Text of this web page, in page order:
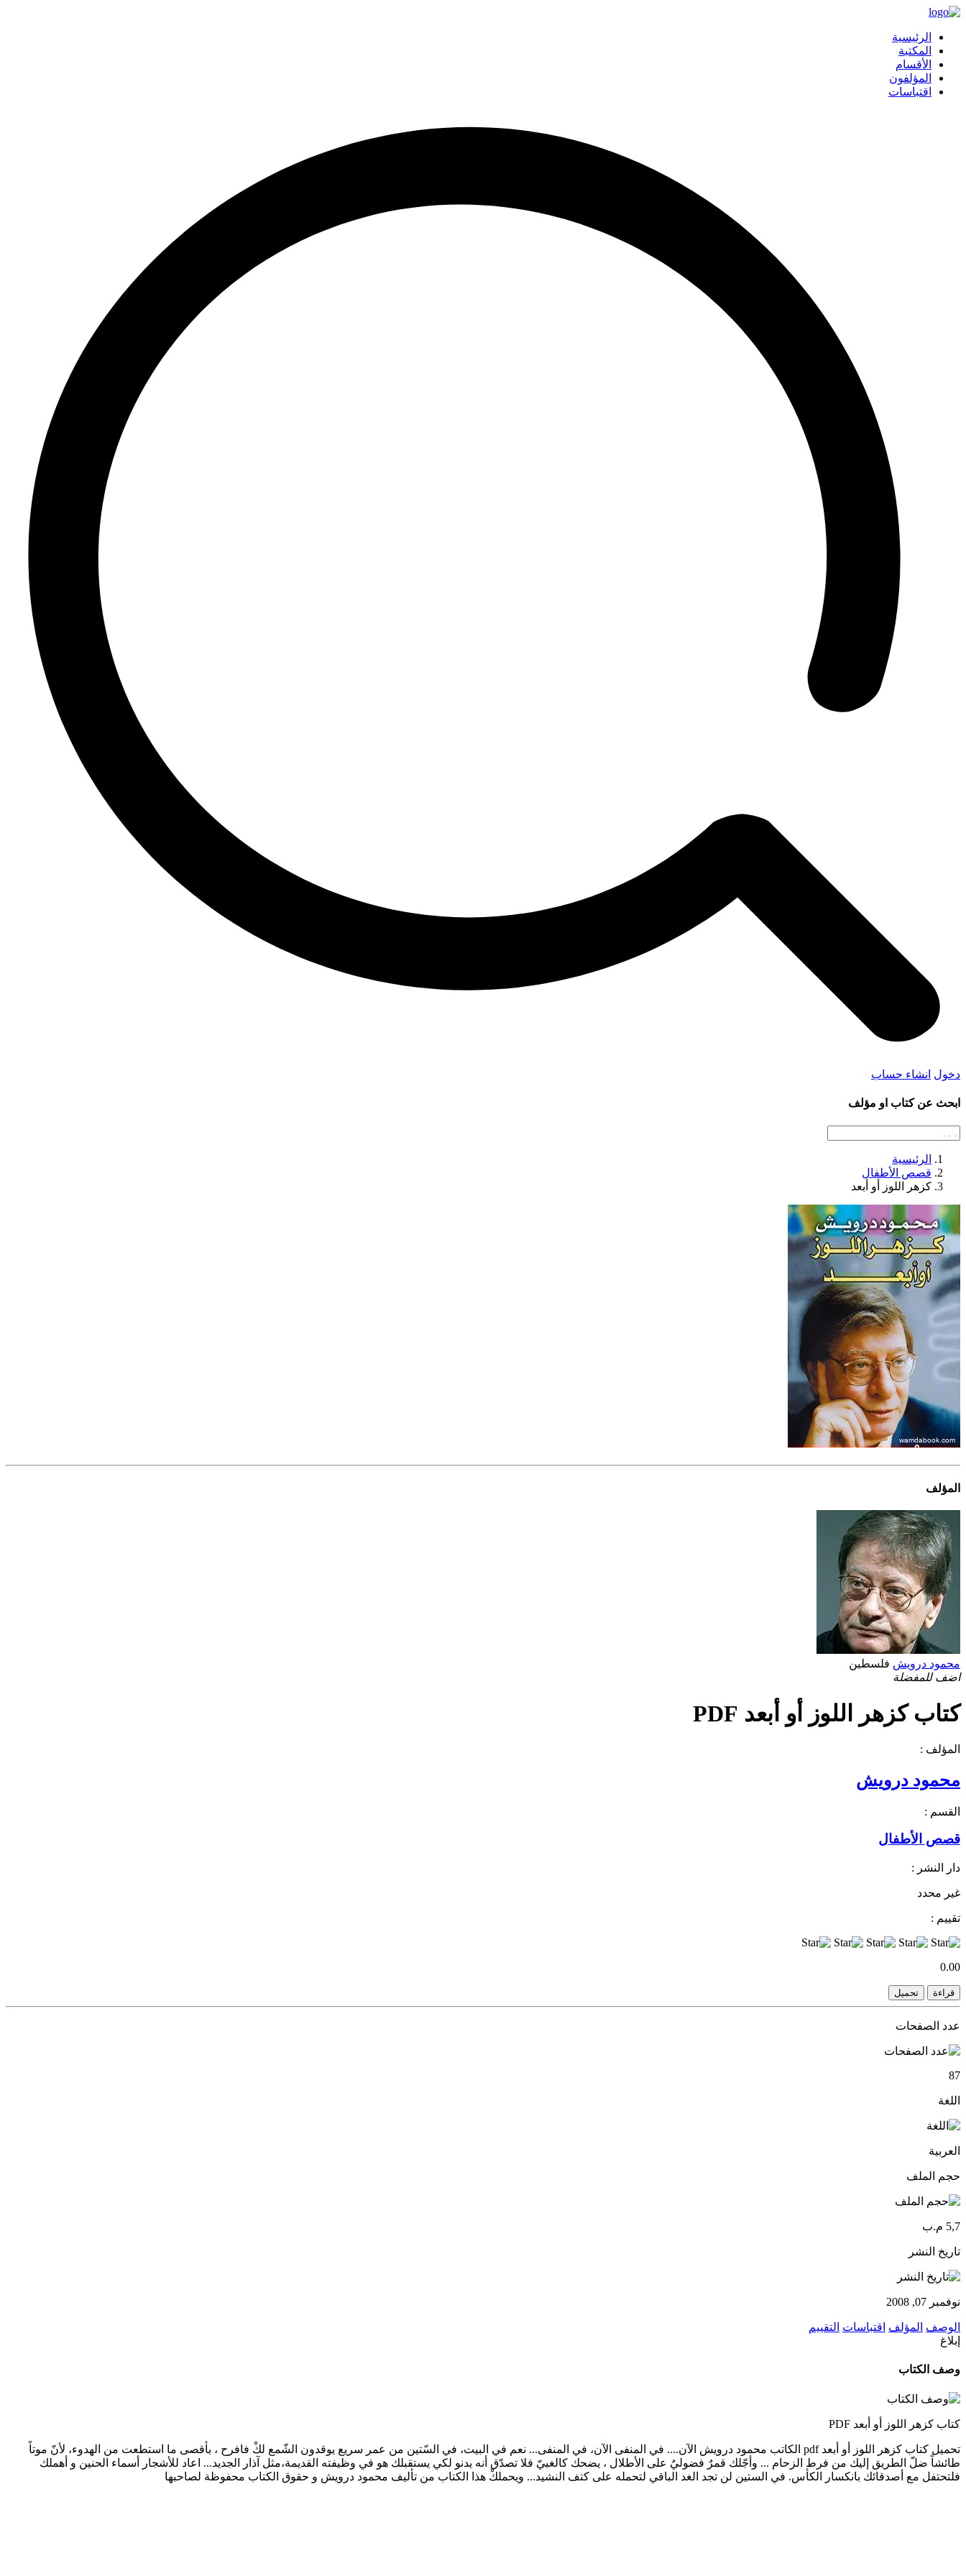
الرئيسية
المكتبة
الأقسام
المؤلفون
اقتباسات
دخول انشاء حساب
ابحث عن كتاب او مؤلف
الرئيسية
قصص الأطفال
كزهر اللوز أو أبعد
المؤلف
محمود درويش فلسطين
اضف للمفضلة
كتاب كزهر اللوز أو أبعد PDF
المؤلف :
محمود درويش
القسم :
قصص الأطفال
دار النشر :
غير محدد
تقييم :
0.00
قراءة تحميل
عدد الصفحات
87
اللغة
العربية
حجم الملف
5,7 م.ب
تاريخ النشر
نوفمبر 07, 2008
الوصف المؤلف اقتباسات التقييم
إبلاغ
وصف الكتاب
كتاب كزهر اللوز أو أبعد PDF
تحميل كتاب كزهر اللوز أو أبعد pdf الكاتب محمود درويش الآن.... في المنفى الآن، في المنفى... نعم في البيت، في السّتين من عمر سريع يوقدون الشّمع لكْ فافرح ، بأقصى ما استطعت من الهدوء، لأنّ موتاً
طائشاً ضلّ الطريق إليك من فرط الزحام ... وأجّلك قمرٌ فضوليٌ على الأطلال ، يضحك كالغبيّ فلا تصدّق أنه يدنو لكي يستقبلك هو في وظيفته القديمة،مثل آذار الجديد... اعاد للأشجار أسماء الحنين و أهملك
فلتحتفل مع أصدقائك بانكسار الكأس. في الستين لن تجد الغد الباقي لتحمله على كتف النشيد... ويحملكْ هذا الكتاب من تأليف محمود درويش و حقوق الكتاب محفوظة لصاحبها